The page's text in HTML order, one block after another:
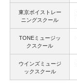
東京ボイストレー
ニングスクール
TONEミュージッ
クスクール
ウインズミュージ
ックスクール